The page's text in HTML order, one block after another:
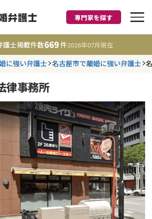
離婚に強い弁護士
都道府県を選択
更新日 :2026年07月31日
相談内容で探す
離婚前相談
離婚裁判
DV
費用相場
コラム
財産分与
専門家を探す
護士掲載件数669件2026年07月現在
に強い弁護士 名古屋市で離婚に強い弁護士
律事務所